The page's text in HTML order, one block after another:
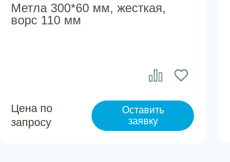
Метла 300*60 мм, жесткая,
ворс 110 мм
Цена по
запросу
Оставить
заявку